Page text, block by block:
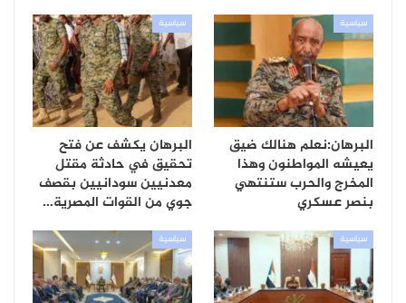
سياسية
البرهان:نعلم هنالك ضيق
يعيشه المواطنون وهذا
المخرج والحرب ستنتهي
بنصر عسكري
سياسية
البرهان يكشف عن فتح
تحقيق في حادثة مقتل
معدنيين سودانيين بقصف
جوي من القوات المصرية…
سياسية سياسية